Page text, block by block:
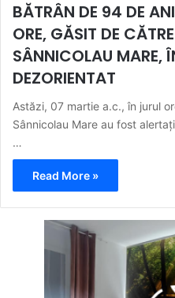
BĂTRÂN DE 94 DE
ORE, GĂSIT DE
SÂNNICOLAU MARE,
DEZORIENTAT
Astăzi, 07 martie a.c., în jurul
Sânnicolau Mare au fost
…
Read More »